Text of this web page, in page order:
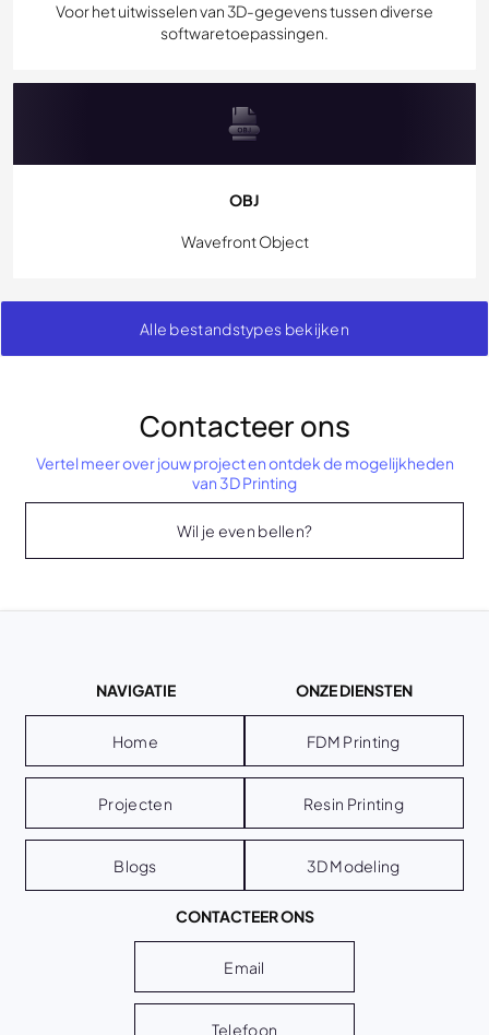
Voor het uitwisselen van 3D-gegevens tussen diverse
softwaretoepassingen.
OBJ
Wavefront Object
Alle bestandstypes bekijken
Contacteer ons
Vertel meer over jouw project en ontdek de mogelijkheden
van 3D Printing
Wil je even bellen?
NAVIGATIE
Home
Projecten
Blogs
ONZE DIENSTEN
FDM Printing
Resin Printing
3D Modeling
CONTACTEER ONS
Email
Telefoon